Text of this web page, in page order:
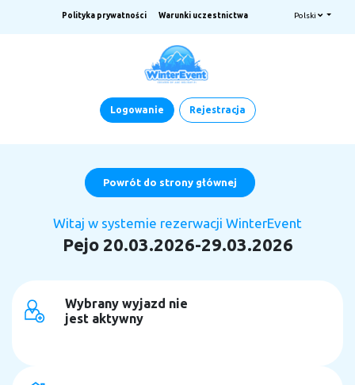
Polityka prywatności Warunki uczestnictwa Polski
Logowanie Rejestracja
Powrót do strony głównej
Witaj w systemie rezerwacji WinterEvent
Pejo 20.03.2026-29.03.2026
Wybrany wyjazd nie
jest aktywny